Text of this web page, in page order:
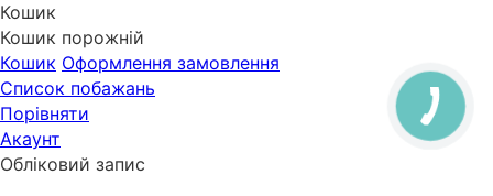
Кошик
Кошик порожній
Кошик Оформлення замовлення
Список побажань
Порівняти
Акаунт
Обліковий запис